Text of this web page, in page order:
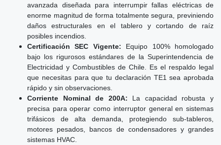
avanzada diseñada para interrumpir fallas eléctricas de
enorme magnitud de forma totalmente segura, previniendo
daños estructurales en el tablero y cortando de raíz
posibles incendios.
Certificación SEC Vigente: Equipo 100% homologado
bajo los rigurosos estándares de la Superintendencia de
Electricidad y Combustibles de Chile. Es el respaldo legal
que necesitas para que tu declaración TE1 sea aprobada
rápido y sin observaciones.
Corriente Nominal de 200A: La capacidad robusta y
precisa para operar como interruptor general en sistemas
trifásicos de alta demanda, protegiendo sub-tableros,
motores pesados, bancos de condensadores y grandes
sistemas HVAC.